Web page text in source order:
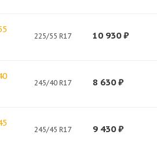
225/55 R17 10 930 ₽
245/40 R17 8 630 ₽
245/45 R17 9 430 ₽